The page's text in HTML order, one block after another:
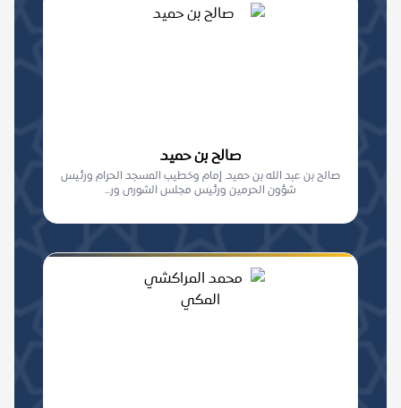
صالح بن حميد
صالح بن عبد الله بن حميد. إمام وخطيب المسجد الحرام ورئيس
شؤون الحرمين ورئيس مجلس الشورى ور...